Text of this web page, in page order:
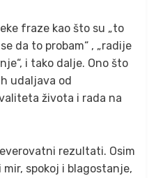
fraze kao što su „to
da to probam“ , „radije
i tako dalje. Ono što
udaljava od
života i rada na
rezultati. Osim
spokoj i blagostanje,